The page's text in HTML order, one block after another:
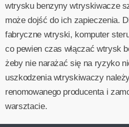
wtrysku benzyny wtryskiwacze
może dojść do ich zapieczenia.
fabryczne wtryski, komputer
co pewien czas włączać wtrysk
żeby nie narażać się na ryzyko
uszkodzenia wtryskiwaczy
renomowanego producenta i
warsztacie.